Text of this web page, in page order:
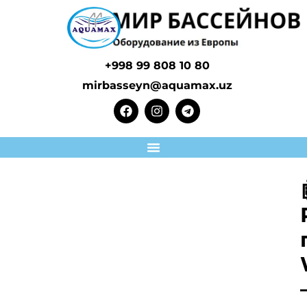
+998 99 808 10 80
mirbasseyn@aquamax.uz